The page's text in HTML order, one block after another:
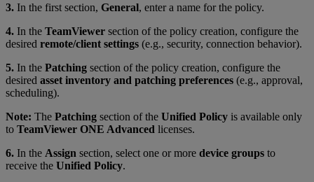
3. In the first section, General, enter a name for the policy.
4. In the TeamViewer section of the policy creation, configure the
desired remote/client settings (e.g., security, connection behavior).
5. In the Patching section of the policy creation, configure the
desired asset inventory and patching preferences (e.g., approval,
scheduling).
Note: The Patching section of the Unified Policy is available only
to TeamViewer ONE Advanced licenses.
6. In the Assign section, select one or more device groups to
receive the Unified Policy.